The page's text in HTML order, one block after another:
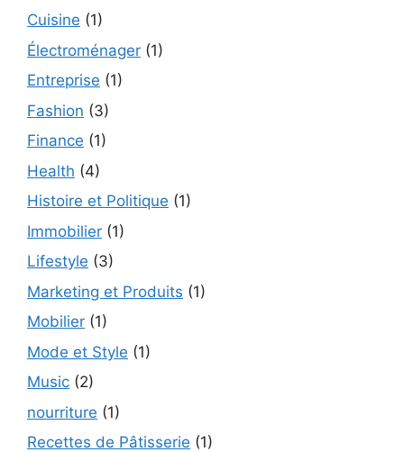
Cuisine (1)
Électroménager (1)
Entreprise (1)
Fashion (3)
Finance (1)
Health (4)
Histoire et Politique (1)
Immobilier (1)
Lifestyle (3)
Marketing et Produits (1)
Mobilier (1)
Mode et Style (1)
Music (2)
nourriture (1)
Recettes de Pâtisserie (1)